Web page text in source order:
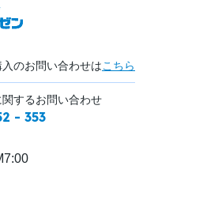
のお問い合わせはこちら
するお問い合わせ
- 353